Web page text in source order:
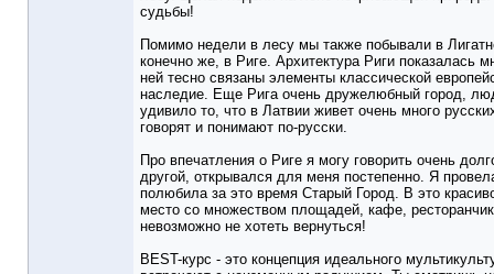
судьбы!
Помимо недели в лесу мы также побывали в
конечно же, в Риге. Архитектура Риги показалась
ней тесно связаны элементы классической
наследие. Еще Рига очень дружелюбный город,
удивило то, что в Латвии живет очень много
говорят и понимают по-русски.
Про впечатления о Риге я могу говорить очень
другой, открывался для меня постепенно. Я
полюбила за это время Старый Город. В это
место со множеством площадей, кафе,
невозможно не хотеть вернуться!
BEST-курс - это концепция идеального